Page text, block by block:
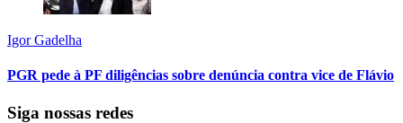
Igor Gadelha
PGR pede à PF diligências sobre denúncia contra vice de Flávio
Siga nossas redes